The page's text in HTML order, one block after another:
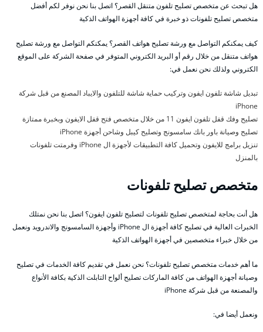
هل تبحث عن متخصص تصليح تلفون متنقل القصر؟ اتصل بنا نحن نوفر لكم أفضل
متخصص تصليح تلفونات ذو خبرة في كافة أجهزة الهواتف الذكية
كيف يمكنكم التواصل مع ورشة تصليح هواتف القصر؟ يمكنكم التواصل مع ورشة تصليح
هواتف متنقل من خلال رقم أو البريد الكتروني المتوفر في صفحة الشركة على الموقع
الكتروني ولذلك نحن نعمل في:
تبديل شاشة تلفون ايفون وتركيب حماية شاشة للتلفون والايباد المصنع من قبل شركة
iPhone
تصليح وفك قفل تلفون ايفون 11 من خلال متخصص فتح قفل الايفون وبخبرة ممتازة
تصليح وصيانة باور بانك سامسونج وتصليح كيبل وشاحن أجهزة iPhone
تنزيل برامج للايفون وتحميل كافة التطبيقات لأجهزة ال iPhone وفرمتت تلفونات
بالمنزل
متخصص تصليح تلفونات
هل أنت بحاجة لمتخصص تصليح تلفونات لتصليح تلفون ايفون؟ اتصل بنا نحن نمتلك
الخبرات العالية في تصليح كافة أجهزة ال iPhone وأجهزة السامسونج والاندرويد ونعمل
من خلال خبراء متخصصين في أجهزة الهواتف الذكية
ما أهم خدمات متخصص تصليح تلفونات؟ نحن نعمل في تقديم كافة الخدمات في تصليح
وصيانة أجهزة الهواتف من كافة الماركات تصليح ألواح التابلت الذكية بكافة الأنواع
والمصنعة من قبل شركة iPhone
ونعمل أيضا في: